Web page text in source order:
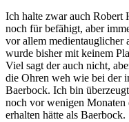
Ich halte zwar auch Robert
noch für befähigt, aber
vor allem medientauglicher
wurde bisher mit keinem
Viel sagt der auch nicht,
die Ohren weh wie bei der
Baerbock. Ich bin
noch vor wenigen Monaten
erhalten hätte als Baerbock.